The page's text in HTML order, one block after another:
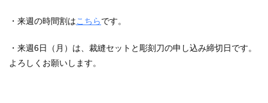
・来週の時間割はこちらです。
・来週6日（月）は、裁縫セットと彫刻刀の申し込み締切日です。
よろしくお願いします。